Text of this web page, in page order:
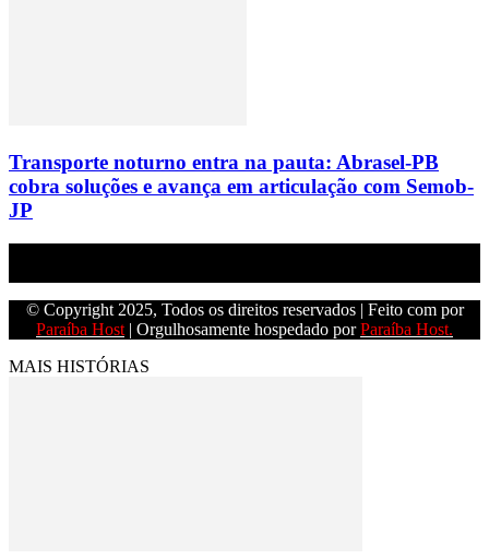
Transporte noturno entra na pauta: Abrasel-PB
cobra soluções e avança em articulação com Semob-
JP
© Copyright 2025, Todos os direitos reservados | Feito com por
Paraíba Host | Orgulhosamente hospedado porParaíba Host.
MAIS HISTÓRIAS